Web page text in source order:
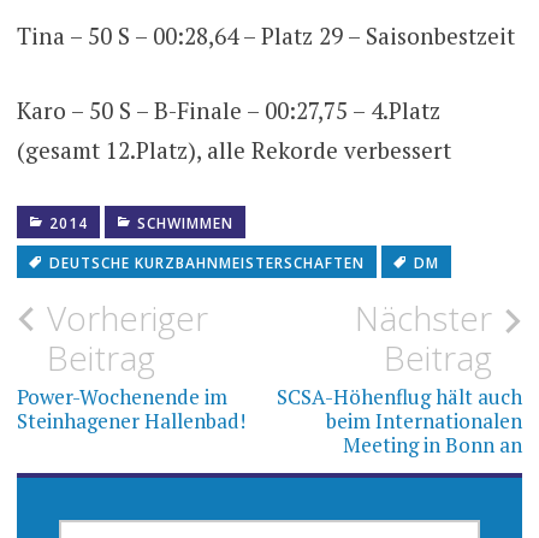
Tina – 50 S – 00:28,64 – Platz 29 – Saisonbestzeit
Karo – 50 S – B-Finale – 00:27,75 – 4.Platz
(gesamt 12.Platz), alle Rekorde verbessert
2014
SCHWIMMEN
DEUTSCHE KURZBAHNMEISTERSCHAFTEN
DM
Beitragsnavigation
Vorheriger
Beitrag
Power-Wochenende im
Steinhagener Hallenbad!
Nächster
Beitrag
SCSA-Höhenflug hält auch
beim Internationalen
Meeting in Bonn an